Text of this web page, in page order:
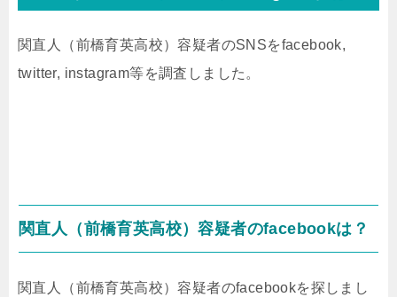
関直人（前橋育英高校）容疑者のSNSをfacebook,
twitter, instagram等を調査しました。
関直人（前橋育英高校）容疑者のfacebookは？
関直人（前橋育英高校）容疑者のfacebookを探しまし